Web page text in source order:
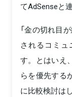
てAdSenseと
「金の切れ目
されるコミ
す。とはいえ
らを優先する
に比較検討はし